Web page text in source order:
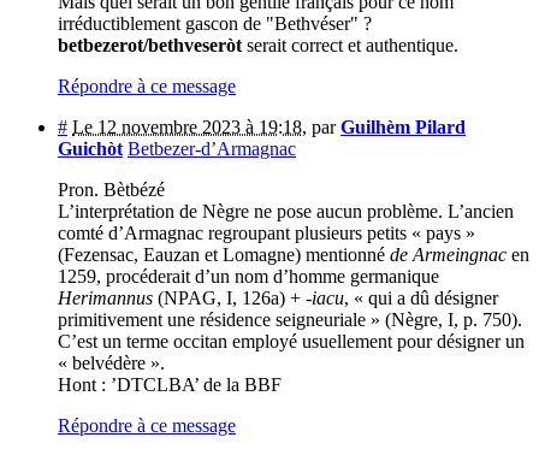
irréductiblement gascon de "Bethvéser" ?
betbezerot/bethveseròt serait correct et authentique.
Répondre à ce message
# Le 12 novembre 2023 à 19:18, parGuilhèm Pilard
Guichòt Betbezer-d’Armagnac
Pron. Bètbézé
L’interprétation de Nègre ne pose aucun problème. L’ancien
comté d’Armagnac regroupant plusieurs petits « pays »
(Fezensac, Eauzan et Lomagne) mentionné de Armeingnac en
1259, procéderait d’un nom d’homme germanique
Herimannus (NPAG, I, 126a) + -iacu, « qui a dû désigner
primitivement une résidence seigneuriale » (Nègre, I, p. 750).
C’est un terme occitan employé usuellement pour désigner un
« belvédère ».
Hont : ’DTCLBA’ de la BBF
Répondre à ce message